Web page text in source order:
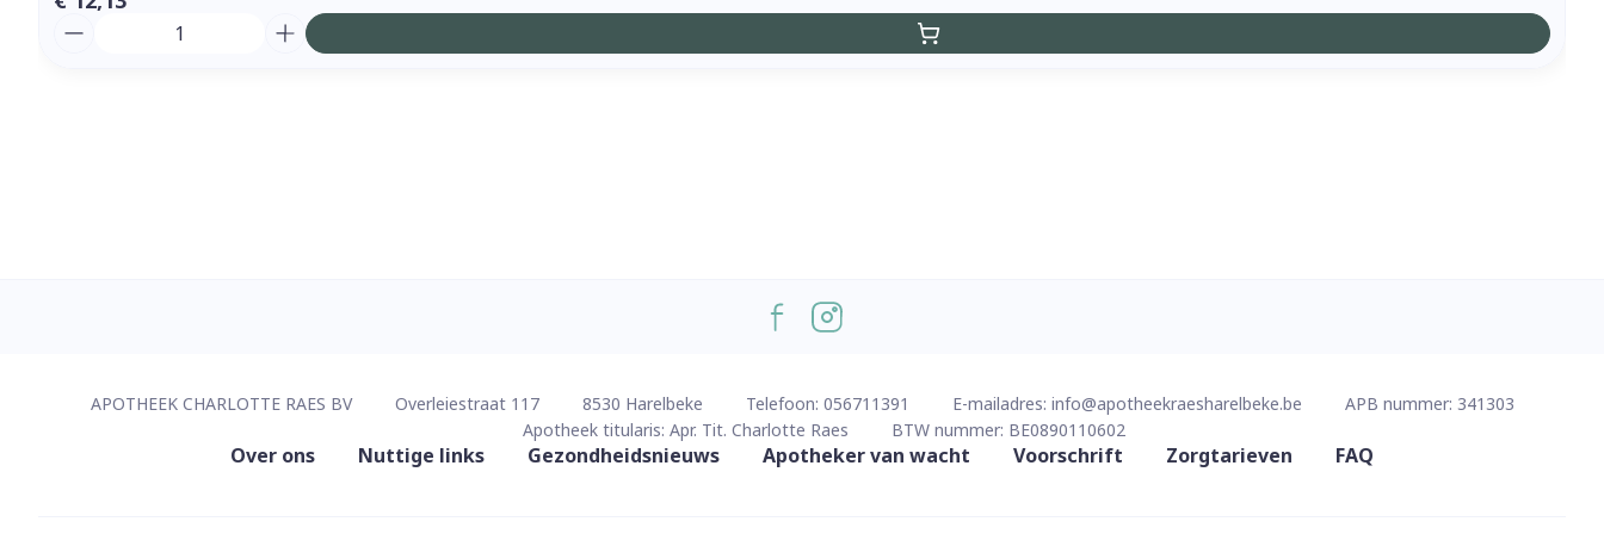
Contacteer ons
APOTHEEK CHARLOTTE RAES BV Overleiestraat 117 8530 Harelbeke Telefoon: 056711391 E-mailadres: info@apotheekraesharelbeke.be APB nummer: 341303
Apotheek titularis: Apr. Tit. Charlotte Raes BTW nummer: BE0890110602
Over ons Nuttige links Gezondheidsnieuws Apotheker van wacht Voorschrift Zorgtarieven FAQ